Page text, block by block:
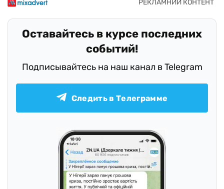
Оставайтесь в курсе последних
событий!
Подписывайтесь на наш канал в Telegram
Следить в Телеграмме